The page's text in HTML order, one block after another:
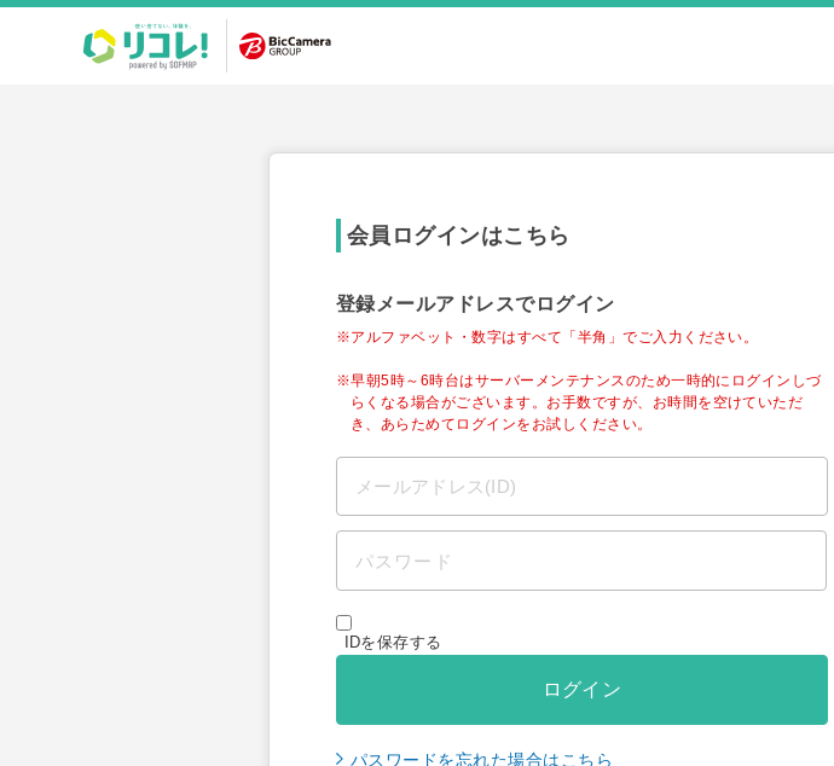
会員ログインはこちら
登録メールアドレスでログイン
※アルファベット・数字はすべて「半角」でご入力ください。
※早朝5時～6時台はサーバーメンテナンスのため一時的にログインしづ
らくなる場合がございます。お手数ですが、お時間を空けていただ
き、あらためてログインをお試しください。
IDを保存する
ログイン
パスワードを忘れた場合はこちら